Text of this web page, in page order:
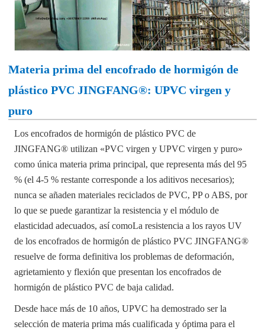
Materia prima del encofrado de hormigón de
plástico PVC JINGFANG®: UPVC virgen y
puro
Los encofrados de hormigón de plástico PVC de
JINGFANG® utilizan «PVC virgen y UPVC virgen y puro»
como única materia prima principal, que representa más del 95
% (el 4-5 % restante corresponde a los aditivos necesarios);
nunca se añaden materiales reciclados de PVC, PP o ABS, por
lo que se puede garantizar la resistencia y el módulo de
elasticidad adecuados, así comoLa resistencia a los rayos UV
de los encofrados de hormigón de plástico PVC JINGFANG®
resuelve de forma definitiva los problemas de deformación,
agrietamiento y flexión que presentan los encofrados de
hormigón de plástico PVC de baja calidad.
Desde hace más de 10 años, UPVC ha demostrado ser la
selección de materia prima más cualificada y óptima para el